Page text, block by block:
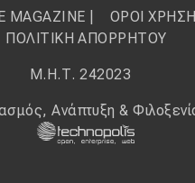
MAGAZINE | ΟΡΟΙ
ΠΟΛΙΤΙΚΗ ΑΠΟΡΡΗΤΟΥ
Μ.Η.Τ. 242023
Ανάπτυξη &